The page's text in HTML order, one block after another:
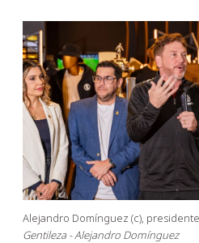
Alejandro Domínguez (c),
Gentileza - Alejandro Domínguez